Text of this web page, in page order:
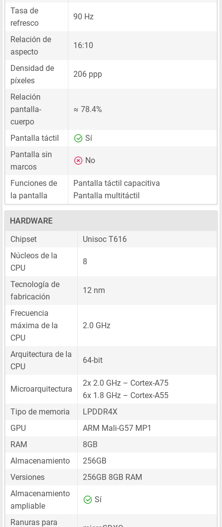
Tasa de
refresco
90 Hz
Relación de
aspecto
16:10
Densidad de
píxeles
206 ppp
Relación
pantalla-
cuerpo
≈ 78.4%
Pantalla táctil
Sí
Pantalla sin
marcos
No
Funciones de
la pantalla
Pantalla táctil capacitiva
Pantalla multitáctil
HARDWARE
Chipset
Unisoc T616
Núcleos de la
CPU
8
Tecnología de
fabricación
12 nm
Frecuencia
máxima de la
CPU
2.0 GHz
Arquitectura de la
CPU
64-bit
Microarquitectura
2x 2.0 GHz – Cortex-A75
6x 1.8 GHz – Cortex-A55
Tipo de memoria
LPDDR4X
GPU
ARM Mali-G57 MP1
RAM
8GB
Almacenamiento
256GB
Versiones
256GB 8GB RAM
Almacenamiento
ampliable
Sí
Ranuras para